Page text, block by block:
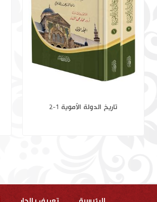
نبي الله هود عليه السلام وأسباب زوال